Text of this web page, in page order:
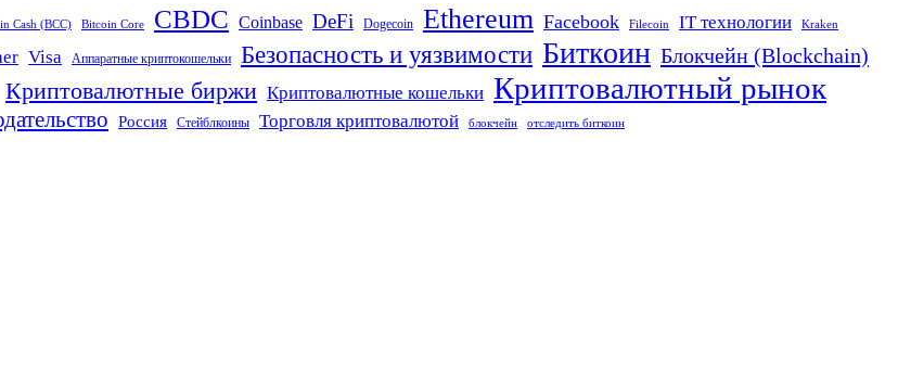
Cash (BCC) Bitcoin Core CBDC Coinbase DeFi Dogecoin Ethereum Facebook Filecoin IT технологии Kraken
Visa Аппаратные криптокошельки Безопасность и уязвимости Биткоин Блокчейн (Blockchain)
Криптовалютные биржи Криптовалютные кошельки Криптовалютный рынок
Россия Стейблкоины Торговля криптовалютой блокчейн отследить биткоин